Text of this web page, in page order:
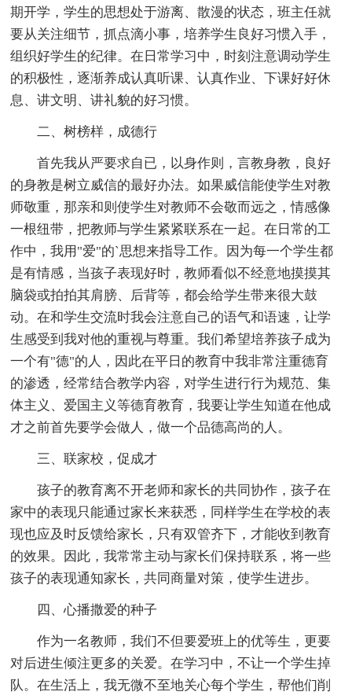
期开学，学生的思想处于游离、散漫的状态，班主任就
要从关注细节，抓点滴小事，培养学生良好习惯入手，
组织好学生的纪律。在日常学习中，时刻注意调动学生
的积极性，逐渐养成认真听课、认真作业、下课好好休
息、讲文明、讲礼貌的好习惯。
二、树榜样，成德行
首先我从严要求自已，以身作则，言教身教，良好
的身教是树立威信的最好办法。如果威信能使学生对教
师敬重，那亲和则使学生对教师不会敬而远之，情感像
一根纽带，把教师与学生紧紧联系在一起。在日常的工
作中，我用"爱"的`思想来指导工作。因为每一个学生都
是有情感，当孩子表现好时，教师看似不经意地摸摸其
脑袋或拍拍其肩膀、后背等，都会给学生带来很大鼓
动。在和学生交流时我会注意自己的语气和语速，让学
生感受到我对他的重视与尊重。我们希望培养孩子成为
一个有"德"的人，因此在平日的教育中我非常注重德育
的渗透，经常结合教学内容，对学生进行行为规范、集
体主义、爱国主义等德育教育，我要让学生知道在他成
才之前首先要学会做人，做一个品德高尚的人。
三、联家校，促成才
孩子的教育离不开老师和家长的共同协作，孩子在
家中的表现只能通过家长来获悉，同样学生在学校的表
现也应及时反馈给家长，只有双管齐下，才能收到教育
的效果。因此，我常常主动与家长们保持联系，将一些
孩子的表现通知家长，共同商量对策，使学生进步。
四、心播撒爱的种子
作为一名教师，我们不但要爱班上的优等生，更要
对后进生倾注更多的关爱。在学习中，不让一个学生掉
队。在生活上，我无微不至地关心每个学生，帮他们削